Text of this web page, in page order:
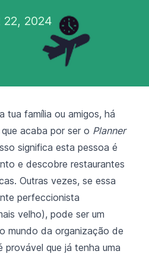
2024
tua família ou amigos, há
acaba por ser o Planner
significa esta pessoa é
e descobre restaurantes
Outras vezes, se essa
perfeccionista
velho), pode ser um
mundo da organização de
provável que já tenha uma